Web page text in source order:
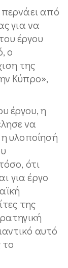
από
για να
έργου
ο
της
Κύπρο»,
έργου, η
να
υλοποίησή
ότι
για έργο
της
αυτό
το